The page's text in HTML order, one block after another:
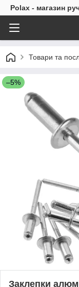
Polax - магазин
Товари та
–5%
Заклепки